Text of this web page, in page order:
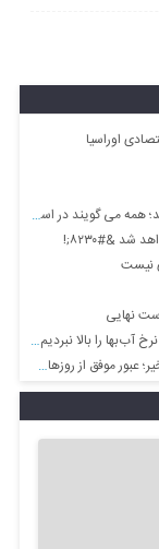
اوراسیا
می گویند در اسرع وقت
شد &#۸۲۳۰;!
نیست
مصرف آب بالا رفته است